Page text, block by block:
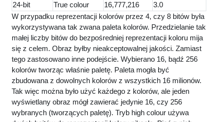
24-bit
True colour 16,777,216
3.0
W przypadku reprezentacji kolorów przez 4, czy 8 bitów była
wykorzystywana tak zwana paleta kolorów. Przedzielanie tak
małej liczby bitów do bezpośredniej reprezentacji koloru mija
się z celem. Obraz byłby nieakceptowalnej jakości. Zamiast
tego zastosowano inne podejście. Wybierano 16, bądź 256
kolorów tworząc właśnie paletę. Paleta mogła być
zbudowana z dowolnych kolorów z wszystkich 16 milionów.
Tak więc można było użyć każdego z kolorów, ale jeden
wyświetlany obraz mógł zawierać jedynie 16, czy 256
wybranych (tworzących paletę). Tryb high colour używa